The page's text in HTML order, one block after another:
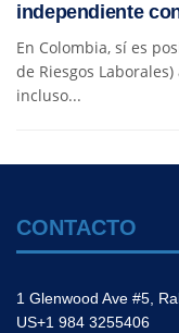
independiente
En Colombia, sí es
de Riesgos
incluso...
CONTACTO
1 Glenwood Ave #5,
US+1 984 3255406